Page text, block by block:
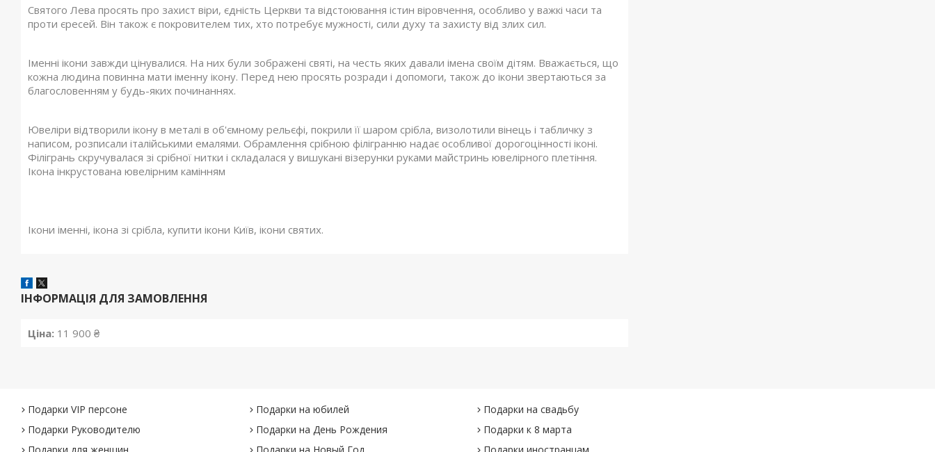
Святого Лева просять про захист віри, єдність Церкви та відстоювання істин віровчення, особливо у важкі часи та
проти єресей. Він також є покровителем тих, хто потребує мужності, сили духу та захисту від злих сил.
Іменні ікони завжди цінувалися. На них були зображені святі, на честь яких давали імена своїм дітям. Вважається, що
кожна людина повинна мати іменну ікону. Перед нею просять розради і допомоги, також до ікони звертаються за
благословенням у будь-яких починаннях.
Ювеліри відтворили ікону в металі в об'ємному рельєфі, покрили її шаром срібла, визолотили вінець і табличку з
написом, розписали італійськими емалями. Обрамлення срібною філігранню надає особливої дорогоцінності іконі.
Філігрань скручувалася зі срібної нитки і складалася у вишукані візерунки руками майстринь ювелірного плетіння.
Ікона інкрустована ювелірним камінням
Ікони іменні, ікона зі срібла, купити ікони Київ, ікони святих.
ІНФОРМАЦІЯ ДЛЯ ЗАМОВЛЕННЯ
Ціна: 11 900 ₴
Подарки VIP персоне
Подарки Руководителю
Подарки на юбилей
Подарки на День Рождения
Подарки на свадьбу
Подарки к 8 марта